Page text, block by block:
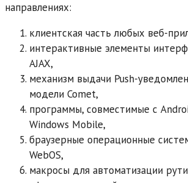
направлениях:
клиентская часть любых веб-
интерактивные элементы
AJAX,
механизм выдачи Push-
модели Comet,
программы, совместимые с
Windows Mobile,
браузерные операционные
WebOS,
макросы для автоматизации